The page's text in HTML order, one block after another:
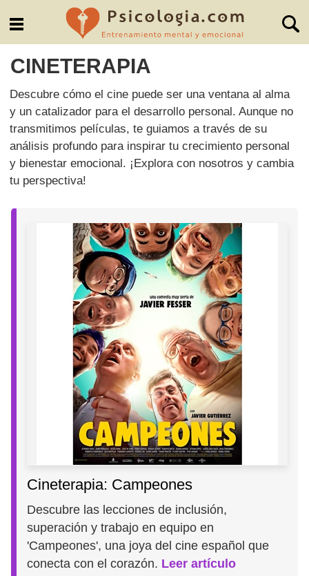
CINETERAPIA
Descubre cómo el cine puede ser una ventana al alma
y un catalizador para el desarrollo personal. Aunque no
transmitimos películas, te guiamos a través de su
análisis profundo para inspirar tu crecimiento personal
y bienestar emocional. ¡Explora con nosotros y cambia
tu perspectiva!
Cineterapia: Campeones
Descubre las lecciones de inclusión,
superación y trabajo en equipo en
'Campeones', una joya del cine español que
conecta con el corazón. Leer artículo